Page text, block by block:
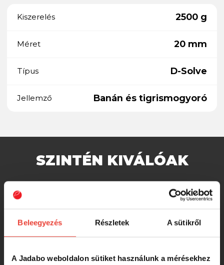
Beleegyezés Részletek A sütikről
A Jadabo weboldalon sütiket használunk a mérésekhez
Kiszerelés 2500 g
Méret 20 mm
Típus D-Solve
Jellemző Banán és tigrismogyoró
SZINTÉN KIVÁLÓAK
Starbaits Boilies Global Whisky Cola
Starbaits Boilies Global Spice 2,5kg